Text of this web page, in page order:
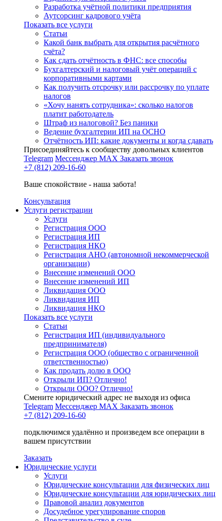
Разработка учётной политики предприятия
Аутсорсинг кадрового учёта
Показать все услуги
Статьи
Какой банк выбрать для открытия расчётного
счёта?
Как сдать отчётность в ФНС: все способы
Бухгалтерский и налоговый учёт операций с
корпоративными картами
Как получить отсрочку или рассрочку по уплате
налогов
«Хочу нанять сотрудника»: сколько налогов
платит работодатель
Штраф из налоговой? Без паники
Ведение бухгалтерии ИП на ОСНО
Отчётность ИП: какие документы и когда сдавать
Присоединяйтесь к сообществу довольных клиентов
Telegram Мессенджер MAX Заказать звонок
+7 (812) 209-16-60
Ваше спокойствие - наша забота!
Консультация
Услуги регистрации
Услуги
Регистрация ООО
Регистрация ИП
Регистрация НКО
Регистрация АНО (автономной некоммерческой
организации)
Внесение изменений ООО
Внесение изменений ИП
Ликвидация ООО
Ликвидация ИП
Ликвидация НКО
Показать все услуги
Статьи
Регистрация ИП (индивидуального
предпринимателя)
Регистрация ООО (общество с ограниченной
ответственностью)
Как продать долю в ООО
Открыли ИП? Отлично!
Открыли ООО? Отлично!
Смените юридический адрес не выходя из офиса
Telegram Мессенджер MAX Заказать звонок
+7 (812) 209-16-60
подключимся удалённо и произведем все операции в
вашем присутствии
Заказать
Юридические услуги
Услуги
Юридические консультации для физических лиц
Юридические консультации для юридических лиц
Правовой анализ документов
Досудебное урегулирование споров